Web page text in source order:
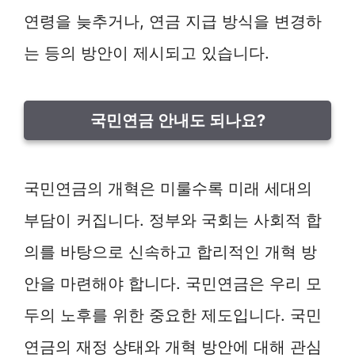
연령을 늦추거나, 연금 지급 방식을 변경하
는 등의 방안이 제시되고 있습니다.
국민연금 안내도 되나요?
국민연금의 개혁은 미룰수록 미래 세대의
부담이 커집니다. 정부와 국회는 사회적 합
의를 바탕으로 신속하고 합리적인 개혁 방
안을 마련해야 합니다. 국민연금은 우리 모
두의 노후를 위한 중요한 제도입니다. 국민
연금의 재정 상태와 개혁 방안에 대해 관심